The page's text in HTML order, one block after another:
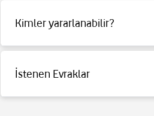
Kimler yararlanabilir?
Detaylı bilgi içintıklayınız.
İstenen Evraklar
Detaylı bilgi içintıklayınız.